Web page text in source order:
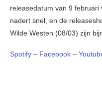
releasedatum van 9 februari
nadert snel, en de
Wilde Westen (08/03) zijn
Spotify – Facebook –